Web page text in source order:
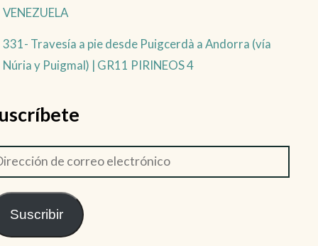
VENEZUELA
331- Travesía a pie desde Puigcerdà a Andorra (vía
Núria y Puigmal) | GR11 PIRINEOS 4
Suscribir